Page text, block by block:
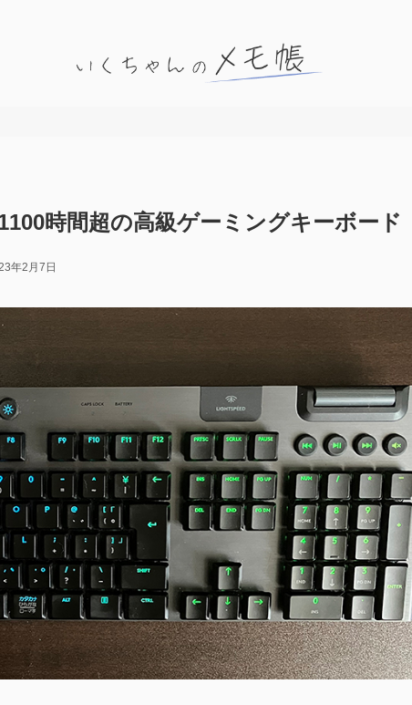
時間超の高級ゲーミングキーボード
年2月7日